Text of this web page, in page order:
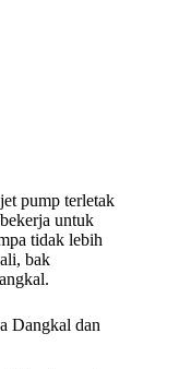
pump terletak
untuk
tidak lebih
bak
Dangkal dan